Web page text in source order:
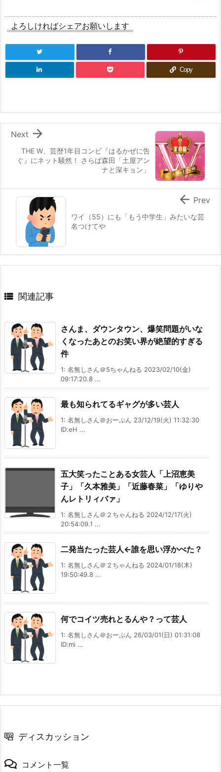
よろしければシェアお願いします
Copy
THE W、芸歴1年目コンビ『はるかぜに告
ぐ』にネット騒然！ さらば森田「土屋アン
ナと深キョン」

Next
ワイ（55）にも「もう中学生」みたいな芸
名つけてや
 Prev
 関連記事
さんま、ダウンタウン、爆笑問題がいな
くなったあとのお笑い界が絶望的すぎる
件
1: 名無しさん＠5ちゃんねる 2023/02/10(金)
09:17:20.8 ...
最も知られてるギャグが多い芸人
1: 名無しさん＠おーぷん 23/12/19(火) 11:32:30
ID:eH ...
五大笑ったことある女芸人「上沼恵美
子」「久本雅美」「近藤春菜」「ゆりや
んレトリィバァ」
1: 名無しさん＠２ちゃんねる 2024/12/17(火)
20:54:09.1 ...
二発当たった芸人←誰を思い浮かべた？
1: 名無しさん＠２ちゃんねる 2024/01/18(木)
19:50:49.8 ...
何でコイツ売れとるんや？って芸人
1: 名無しさん＠おーぷん 26/03/01(日) 01:31:08
ID:mi ...
ディスカッション
コメント一覧